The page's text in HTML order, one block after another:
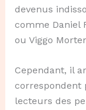
devenus
comme Daniel
ou Viggo
Cependant, il
correspondent
lecteurs des